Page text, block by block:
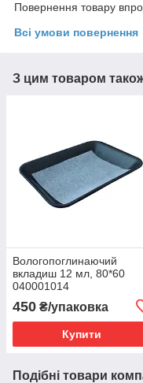
Повернення товару
Всі умови повернення
З цим товаром
Вологопоглинаючий
вкладиш 12 мл, 80*60
040001014
450 ₴/упаковка
Купити
Подібні товари